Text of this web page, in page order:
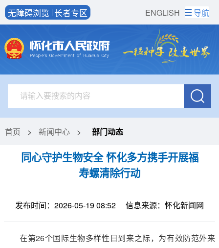
ENGLISH
无障碍浏览 长者专区 导航
首页 > 新闻中心 > 部门动态
同心守护生物安全 怀化多方携手开展福
寿螺清除行动
发布时间：2026-05-19 08:52 信息来源：怀化新闻网
在第26个国际生物多样性日到来之际，为有效防范外来